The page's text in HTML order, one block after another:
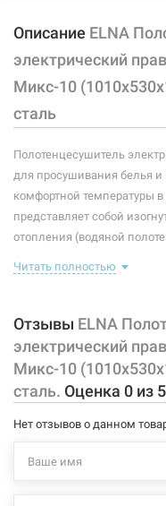
Глубина:
Высота:
Тип крепления:
Тип подключения:
Материал корпуса:
Описание ELNA
электрический
Микс-10
сталь
Полотенцесушитель
для просушивания белья
комфортной температуры
представляет собой
отопления (водяной
правильно подобранный
Характеристики и
товара могут изменяться
внесенные
не несет.
Читать полностью
Отзывы ELNA
электрический
Микс-10
сталь. Оценка 0 из 5
Нет отзывов о данном